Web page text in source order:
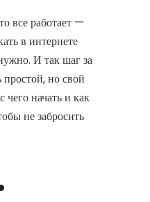
все работает —
в интернете
И так шаг за
но свой
начать и как
не забросить